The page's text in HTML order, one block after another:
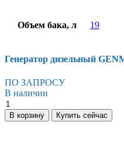
Объем бака, л 19
Генератор дизельный
ПО ЗАПРОСУ
В наличии
В корзину Купить сейчас